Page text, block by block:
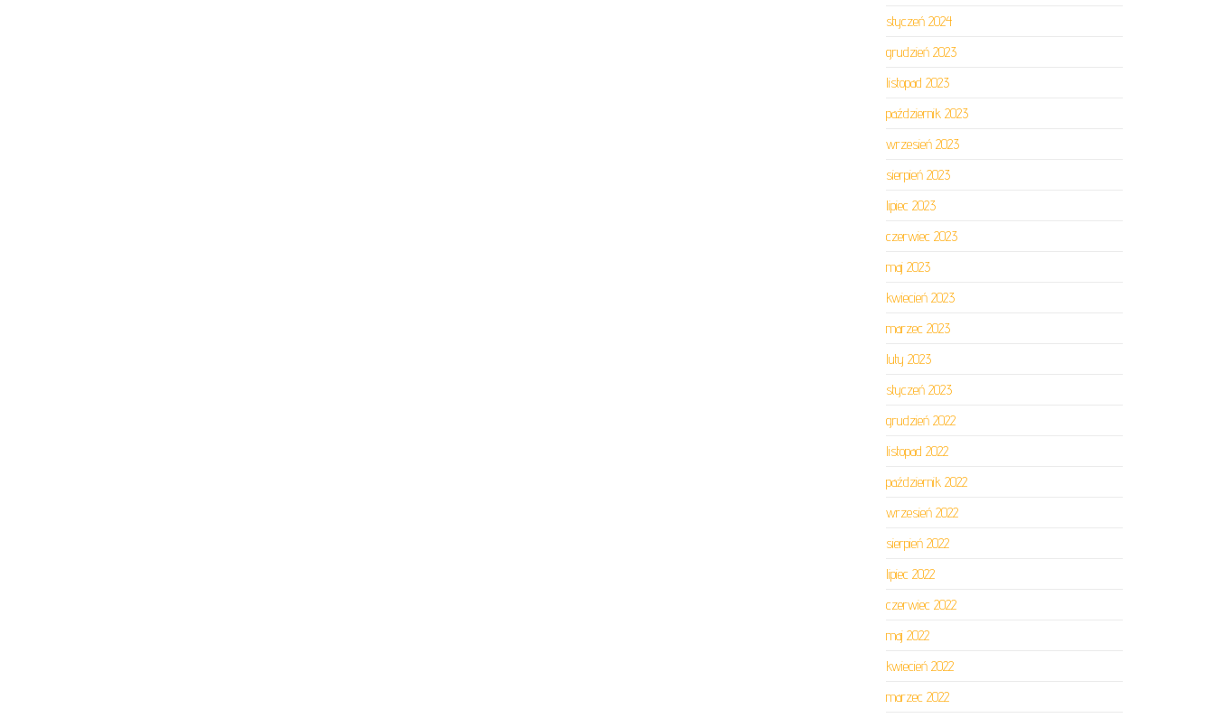
styczeń 2024
grudzień 2023
listopad 2023
październik 2023
wrzesień 2023
sierpień 2023
lipiec 2023
czerwiec 2023
maj 2023
kwiecień 2023
marzec 2023
luty 2023
styczeń 2023
grudzień 2022
listopad 2022
październik 2022
wrzesień 2022
sierpień 2022
lipiec 2022
czerwiec 2022
maj 2022
kwiecień 2022
marzec 2022